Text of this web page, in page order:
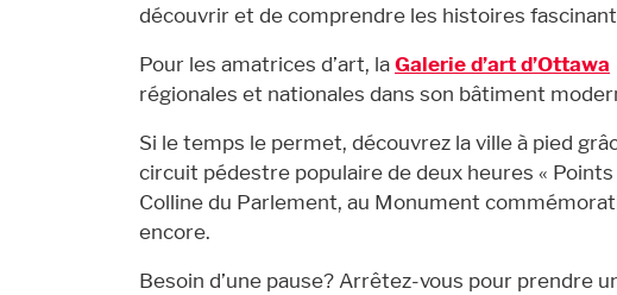
découvrir et de comprendre les histoires
Pour les amatrices d’art, laGalerie d’art d’Ottawa
régionales et nationales dans son bâtiment
Si le temps le permet, découvrez la ville à pied
circuit pédestre populaire de deux heures «
Colline du Parlement, au Monument
encore.
Besoin d’une pause? Arrêtez-vous pour prendre